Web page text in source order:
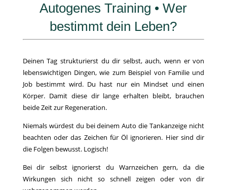
Autogenes Training • Wer
bestimmt dein Leben?
Deinen Tag strukturierst du dir selbst, auch, wenn er von
lebenswichtigen Dingen, wie zum Beispiel von Familie und
Job bestimmt wird. Du hast nur ein Mindset und einen
Körper. Damit diese dir lange erhalten bleibt, brauchen
beide Zeit zur Regeneration.
Niemals würdest du bei deinem Auto die Tankanzeige nicht
beachten oder das Zeichen für Öl ignorieren. Hier sind dir
die Folgen bewusst. Logisch!
Bei dir selbst ignorierst du Warnzeichen gern, da die
Wirkungen sich nicht so schnell zeigen oder von dir